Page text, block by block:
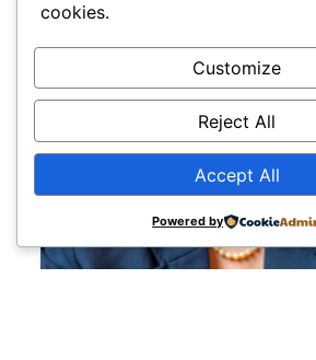
cookies.
Customize
Reject All
Accept All
Powered by